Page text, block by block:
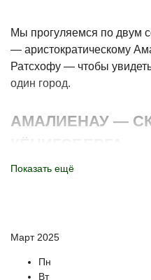
Мы прогуляемся по двум
— аристократическому
Ратсхофу — чтобы
один город.
АМАЛИЕНАУ —
Этот район словно
Показать ещё
Март 2025
Пн
Вт